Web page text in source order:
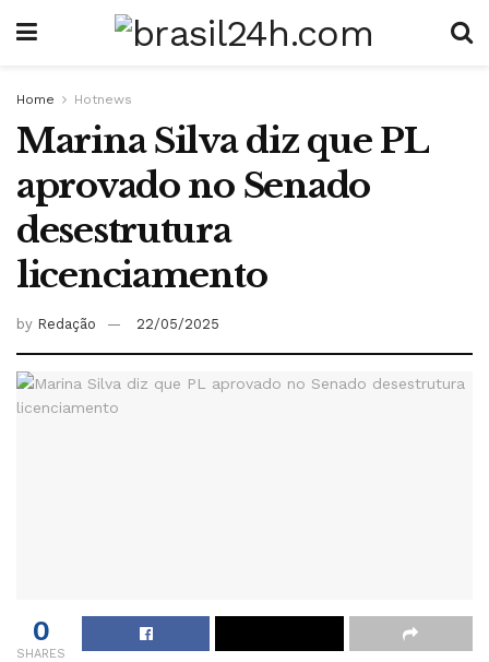
Home Hotnews
Marina Silva diz que PL
aprovado no Senado
desestrutura
licenciamento
by Redação 22/05/2025
0
SHARES